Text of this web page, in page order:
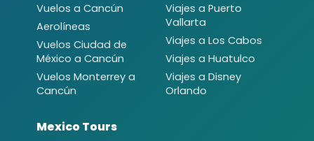
Vuelos a Cancún
Aerolíneas
Vuelos Ciudad de
México a Cancún
Vuelos Monterrey a
Cancún
Viajes a Puerto
Vallarta
Viajes a Los Cabos
Viajes a Huatulco
Viajes a Disney
Orlando
Mexico Tours